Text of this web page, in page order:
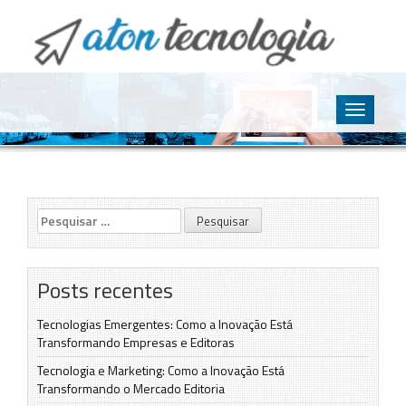
O point da Tecnologia
Toggle
Pesquisar
por:
Posts recentes
Tecnologias Emergentes: Como a Inovação Está
Transformando Empresas e Editoras
Tecnologia e Marketing: Como a Inovação Está
Transformando o Mercado Editoria